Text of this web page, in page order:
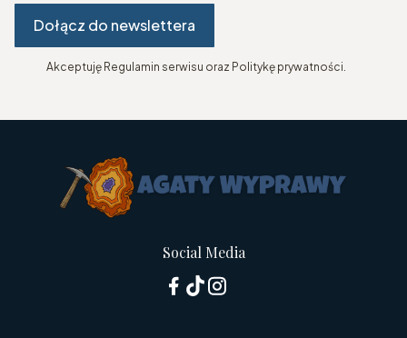
Dołącz do newslettera
Akceptuję Regulamin serwisu oraz Politykę prywatności.
Social Media